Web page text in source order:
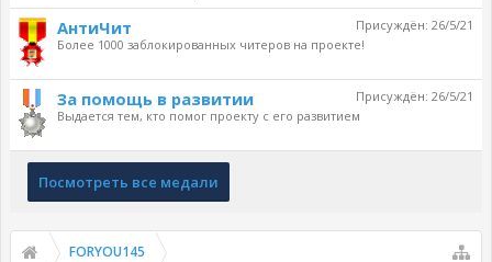
Присуждён: 26/5/21
АнтиЧит
Более 1000 заблокированных читеров на проекте!
Присуждён: 26/5/21
За помощь в развитии
Выдается тем, кто помог проекту с его развитием
Посмотреть все медали
FORYOU145